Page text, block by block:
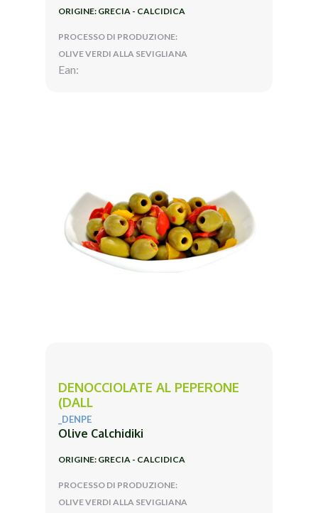
ORIGINE: GRECIA - CALCIDICA
PROCESSO DI PRODUZIONE:
OLIVE VERDI ALLA SEVIGLIANA
Ean:
DENOCCIOLATE AL PEPERONE
(DALL
_DENPE
Olive Calchidiki
ORIGINE: GRECIA - CALCIDICA
PROCESSO DI PRODUZIONE:
OLIVE VERDI ALLA SEVIGLIANA